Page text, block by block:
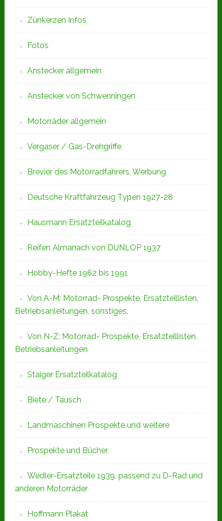
Zünkerzen Infos
Fotos
Anstecker allgemein
Anstecker von Schwenningen
Motorräder allgemein
Vergaser / Gas-Drehgriffe
Brevier des Motorradfahrers, Werbung
Deutsche Kraftfahrzeug Typen 1927-28
Hausmann Ersatzteilkatalog
Reifen Almanach von DUNLOP 1937
Hobby-Hefte 1962 bis 1991
Von A-M: Motorrad- Prospekte, Ersatzteillisten,
Betriebsanleitungen, sonstiges,
Von N-Z: Motorrad- Prospekte, Ersatzteillisten,
Betriebsanleitungen
Staiger Ersatzteilkatalog
Biete / Tausch
Landmaschinen Prospekte und weitere
Prospekte und Bücher
Wedler-Ersatzteile 1939, passend zu D-Rad und
anderen Motorräder
Hoffmann Plakat